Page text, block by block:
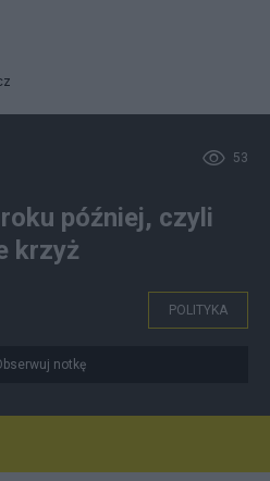
53
później, czyli
krzyż
POLITYKA
notkę